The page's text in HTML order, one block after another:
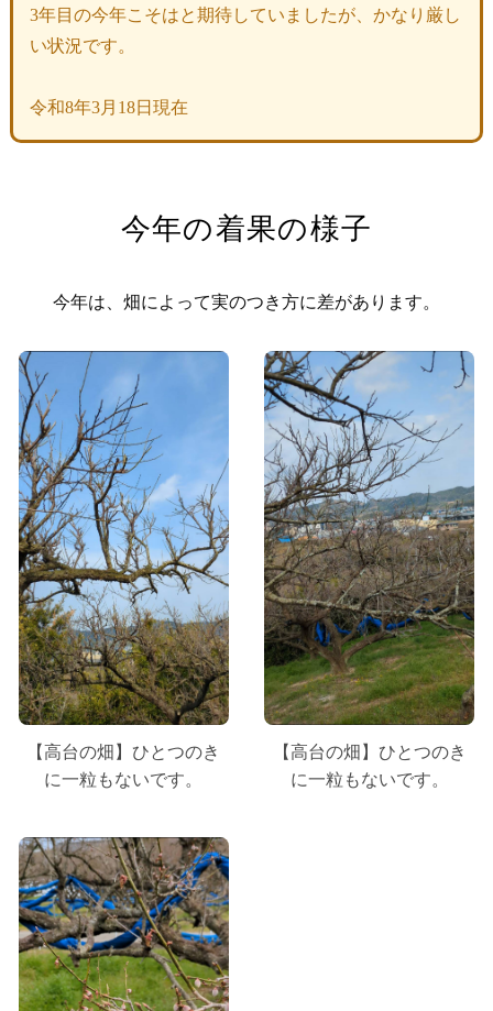
3年目の今年こそはと期待していましたが、かなり厳し
い状況です。
令和8年3月18日現在
今年の着果の様子
今年は、畑によって実のつき方に差があります。
【高台の畑】ひとつのき
に一粒もないです。
【高台の畑】ひとつのき
に一粒もないです。